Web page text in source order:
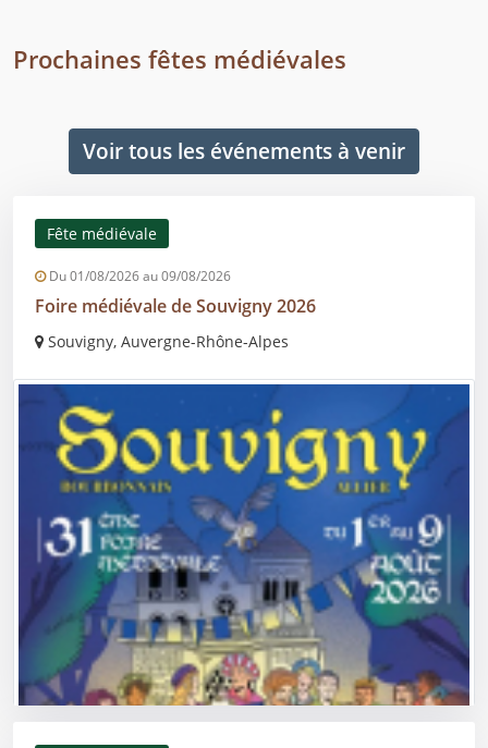
Prochaines fêtes médiévales
Voir tous les événements à venir
Fête médiévale
Du 01/08/2026 au 09/08/2026
Foire médiévale de Souvigny 2026
Souvigny, Auvergne-Rhône-Alpes